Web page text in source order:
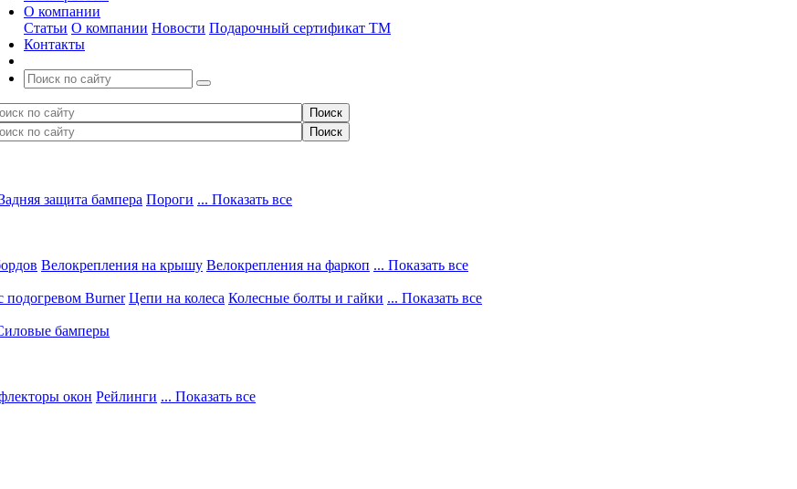
О компании
Статьи О компании Новости Подарочный сертификат ТМ
Контакты
защита бампера Пороги ... Показать все
Велокрепления на крышу Велокрепления на фаркоп ... Показать все
подогревом Burner Цепи на колеса Колесные болты и гайки ... Показать все
бамперы
окон Рейлинги ... Показать все